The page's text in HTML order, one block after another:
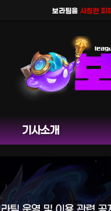
보라팀을사칭한 피해 사
기사소개